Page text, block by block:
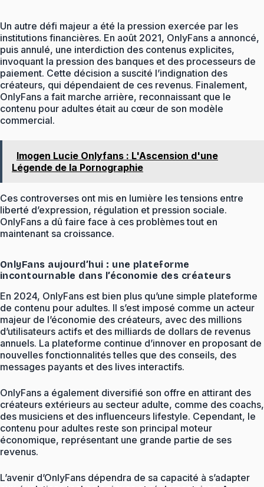
Un autre défi majeur a été la pression exercée par les
institutions financières. En août 2021, OnlyFans a annoncé,
puis annulé, une interdiction des contenus explicites,
invoquant la pression des banques et des processeurs de
paiement. Cette décision a suscité l’indignation des
créateurs, qui dépendaient de ces revenus. Finalement,
OnlyFans a fait marche arrière, reconnaissant que le
contenu pour adultes était au cœur de son modèle
commercial.
Imogen Lucie Onlyfans : L'Ascension d'une
Légende de la Pornographie
Ces controverses ont mis en lumière les tensions entre
liberté d’expression, régulation et pression sociale.
OnlyFans a dû faire face à ces problèmes tout en
maintenant sa croissance.
OnlyFans aujourd’hui : une plateforme
incontournable dans l’économie des créateurs
En 2024, OnlyFans est bien plus qu’une simple plateforme
de contenu pour adultes. Il s’est imposé comme un acteur
majeur de l’économie des créateurs, avec des millions
d’utilisateurs actifs et des milliards de dollars de revenus
annuels. La plateforme continue d’innover en proposant de
nouvelles fonctionnalités telles que des conseils, des
messages payants et des lives interactifs.
OnlyFans a également diversifié son offre en attirant des
créateurs extérieurs au secteur adulte, comme des coachs,
des musiciens et des influenceurs lifestyle. Cependant, le
contenu pour adultes reste son principal moteur
économique, représentant une grande partie de ses
revenus.
L’avenir d’OnlyFans dépendra de sa capacité à s’adapter